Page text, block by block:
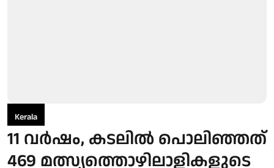
Kerala
11 വര്‍ഷം, കടലില്‍ പൊലിഞ്ഞത്
469 മത്സ്യത്തൊഴിലാളികളുടെ